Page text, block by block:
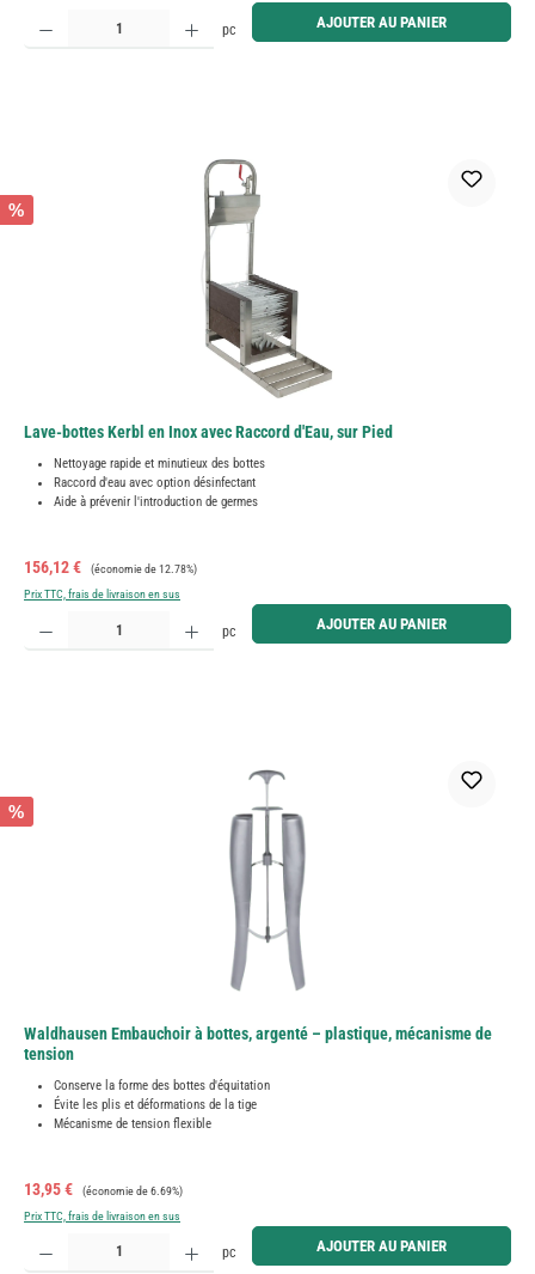
Quantité de produit : Entrez la quantité souhaitée ou utilisez les boutons pour augmenter ou
pc AJOUTER AU PANIER
%
Lave-bottes Kerbl en Inox avec Raccord d'Eau, sur Pied
Nettoyage rapide et minutieux des bottes
Raccord d'eau avec option désinfectant
Aide à prévenir l'introduction de germes
Prix de vente :
156,12 € Prix régulier :
(économie de 12.78%)
Prix TTC, frais de livraison en sus
Quantité de produit : Entrez la quantité souhaitée ou utilisez les boutons pour augmenter ou
pc AJOUTER AU PANIER
%
Waldhausen Embauchoir à bottes, argenté – plastique, mécanisme de
tension
Conserve la forme des bottes d'équitation
Évite les plis et déformations de la tige
Mécanisme de tension flexible
Prix de vente :
13,95 € Prix régulier :
(économie de 6.69%)
Prix TTC, frais de livraison en sus
Quantité de produit : Entrez la quantité souhaitée ou utilisez les boutons pour augmenter ou
pc AJOUTER AU PANIER